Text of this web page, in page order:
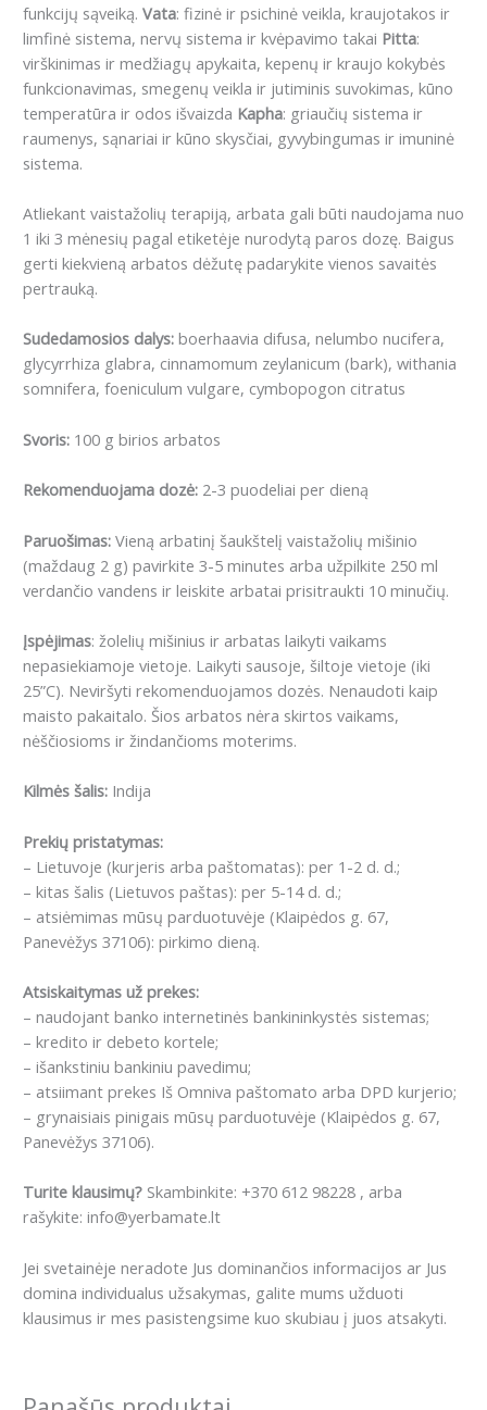
funkcijų sąveiką. Vata: fizinė ir psichinė veikla, kraujotakos ir
limfinė sistema, nervų sistema ir kvėpavimo takai Pitta:
virškinimas ir medžiagų apykaita, kepenų ir kraujo kokybės
funkcionavimas, smegenų veikla ir jutiminis suvokimas, kūno
temperatūra ir odos išvaizda Kapha: griaučių sistema ir
raumenys, sąnariai ir kūno skysčiai, gyvybingumas ir imuninė
sistema.
Atliekant vaistažolių terapiją, arbata gali būti naudojama nuo
1 iki 3 mėnesių pagal etiketėje nurodytą paros dozę. Baigus
gerti kiekvieną arbatos dėžutę padarykite vienos savaitės
pertrauką.
Sudedamosios dalys: boerhaavia difusa, nelumbo nucifera,
glycyrrhiza glabra, cinnamomum zeylanicum (bark), withania
somnifera, foeniculum vulgare, cymbopogon citratus
Svoris: 100 g birios arbatos
Rekomenduojama dozė: 2-3 puodeliai per dieną
Paruošimas: Vieną arbatinį šaukštelį vaistažolių mišinio
(maždaug 2 g) pavirkite 3-5 minutes arba užpilkite 250 ml
verdančio vandens ir leiskite arbatai prisitraukti 10 minučių.
Įspėjimas: žolelių mišinius ir arbatas laikyti vaikams
nepasiekiamoje vietoje. Laikyti sausoje, šiltoje vietoje (iki
25”C). Neviršyti rekomenduojamos dozės. Nenaudoti kaip
maisto pakaitalo. Šios arbatos nėra skirtos vaikams,
nėščiosioms ir žindančioms moterims.
Kilmės šalis: Indija
Prekių pristatymas:
– Lietuvoje (kurjeris arba paštomatas): per 1-2 d. d.;
– kitas šalis (Lietuvos paštas): per 5-14 d. d.;
– atsiėmimas mūsų parduotuvėje (Klaipėdos g. 67,
Panevėžys 37106): pirkimo dieną.
Atsiskaitymas už prekes:
– naudojant banko internetinės bankininkystės sistemas;
– kredito ir debeto kortele;
– išankstiniu bankiniu pavedimu;
– atsiimant prekes Iš Omniva paštomato arba DPD kurjerio;
– grynaisiais pinigais mūsų parduotuvėje (Klaipėdos g. 67,
Panevėžys 37106).
Turite klausimų? Skambinkite: +370 612 98228 , arba
rašykite: info@yerbamate.lt
Jei svetainėje neradote Jus dominančios informacijos ar Jus
domina individualus užsakymas, galite mums užduoti
klausimus ir mes pasistengsime kuo skubiau į juos atsakyti.